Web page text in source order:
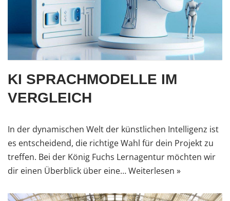
KI SPRACHMODELLE IM
VERGLEICH
In der dynamischen Welt der künstlichen Intelligenz ist
es entscheidend, die richtige Wahl für dein Projekt zu
treffen. Bei der König Fuchs Lernagentur möchten wir
dir einen Überblick über eine…Weiterlesen »